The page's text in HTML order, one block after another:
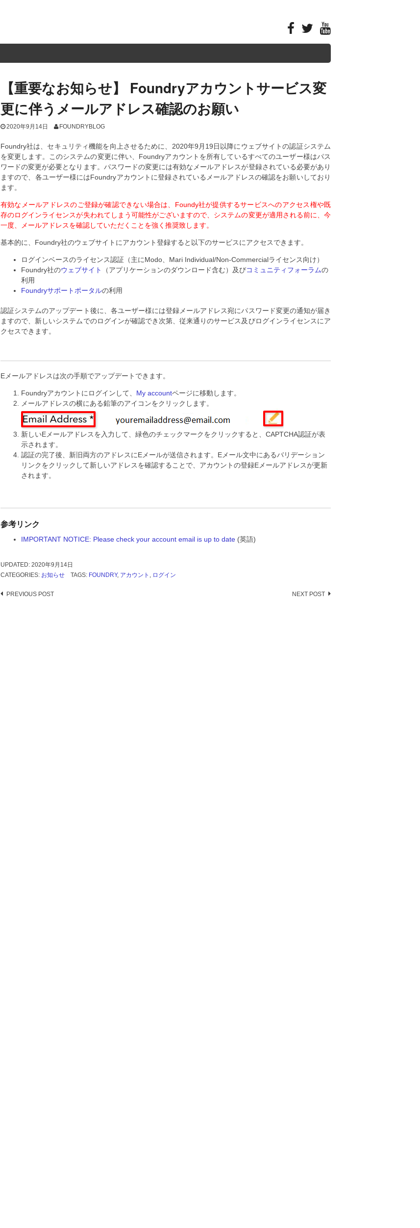
【重要なお知らせ】 Foundryアカウントサービス変
更に伴うメールアドレス確認のお願い
2020年9月14日 FOUNDRYBLOG
Foundry社は、セキュリティ機能を向上させるために、2020年9月19日以降にウェブサイトの認証システム
を変更します。 このシステムの変更に伴い、Foundryアカウントを所有しているすべてのユーザー様はパス
ワードの変更が必要となります。 パスワードの変更には有効なメールアドレスが登録されている必要があり
ますので、各ユーザー様にはFoundryアカウントに登録されているメールアドレスの確認をお願いしており
ます。
有効なメールアドレスのご登録が確認できない場合は、Foundy社が提供するサービスへのアクセス権や既
存のログインライセンスが失われてしまう可能性がございますので、システムの変更が適用される前に、今
一度、メールアドレスを確認していただくことを強く推奨致します。
基本的に、Foundry社のウェブサイトにアカウント登録すると以下のサービスにアクセスできます。
ログインベースのライセンス認証（主にModo、Mari Individual/Non-Commercialライセンス向け）
Foundry社のウェブサイト （アプリケーションのダウンロード含む）及びコミュニティフォーラムの
利用
Foundryサポートポータルの利用
認証システムのアップデート後に、各ユーザー様には登録メールアドレス宛にパスワード変更の通知が届き
ますので、新しいシステムでのログインが確認でき次第、従来通りのサービス及びログインライセンスにア
クセスできます。
Eメールアドレスは次の手順でアップデートできます。
Foundryアカウントにログインして、 My accountページに移動します。
メールアドレスの横にある鉛筆のアイコンをクリックします。
新しいEメールアドレスを入力して、緑色のチェックマークをクリックすると、CAPTCHA認証が表
示されます。
認証の完了後、新旧両方のアドレスにEメールが送信されます。Eメール文中にあるバリデーション
リンクをクリックして新しいアドレスを確認することで、アカウントの登録Eメールアドレスが更新
されます。
参考リンク
IMPORTANT NOTICE: Please check your account email is up to date (英語)
UPDATED: 2020年9月14日
CATEGORIES: お知らせ TAGS: FOUNDRY, アカウント , ログイン
Post
PREVIOUS POST NEXT POST